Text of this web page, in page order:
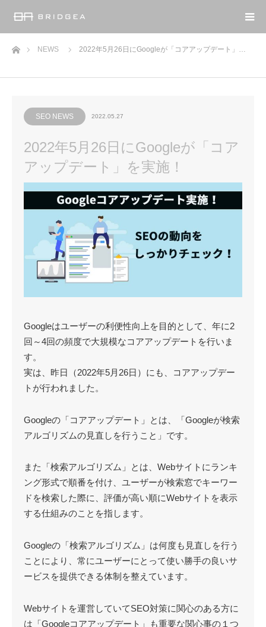
ホームNEWS 2022年5月26日にGoogleが「コアアップデート」…
SEO NEWS 2022.05.27
2022年5月26日にGoogleが「コア
アップデート」を実施！
Googleはユーザーの利便性向上を目的として、年に2
回～4回の頻度で大規模なコアアップデートを行いま
す。
実は、昨日（2022年5月26日）にも、コアアップデー
トが行われました。
Googleの「コアアップデート」とは、「Googleが検索
アルゴリズムの見直しを行うこと」です。
また「検索アルゴリズム」とは、Webサイトにランキ
ング形式で順番を付け、ユーザーが検索窓でキーワー
ドを検索した際に、評価が高い順にWebサイトを表示
する仕組みのことを指します。
Googleの「検索アルゴリズム」は何度も見直しを行う
ことにより、常にユーザーにとって使い勝手の良いサ
ービスを提供できる体制を整えています。
Webサイトを運営していてSEО対策に関心のある方に
は「Googleコアアップデート」も重要な関心事の１つ